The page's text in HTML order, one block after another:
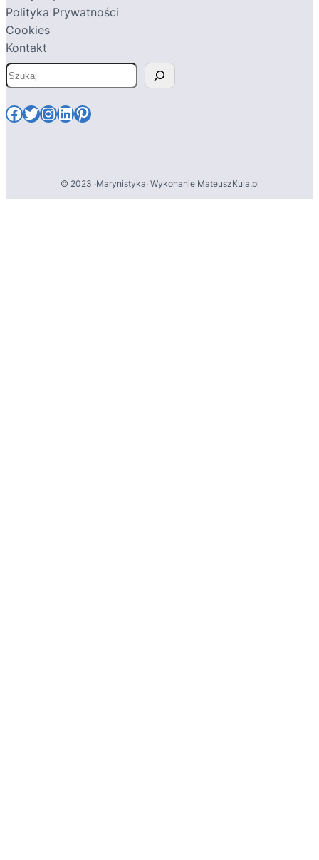
Polityka Prywatności
Cookies
Kontakt
S
z
u
k
Facebook Twitter InstagramLinkedIn Pinterest
© 2023 ·Marynistyka· Wykonanie MateuszKula.pl